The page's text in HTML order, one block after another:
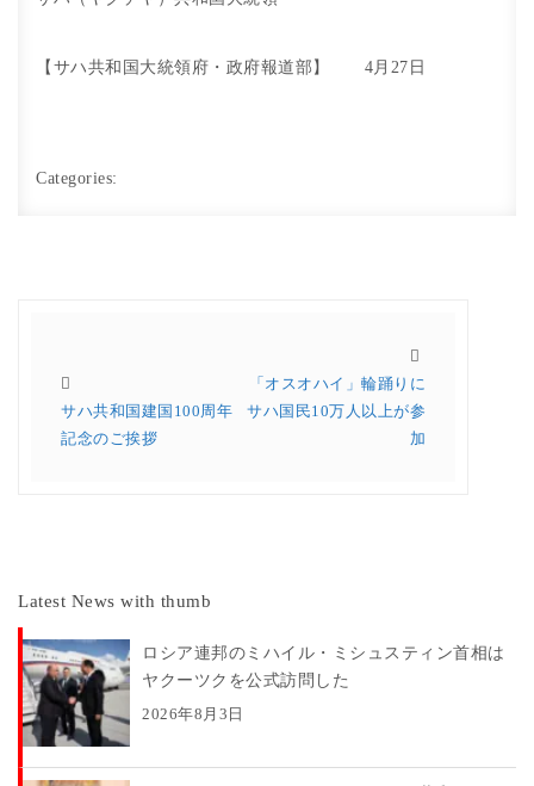
【サハ共和国大統領府・政府報道部】 4月27日
Categories:
サハ共和国建国100周年
記念のご挨拶
「オスオハイ」輪踊りに
サハ国民10万人以上が参
加
Latest News with thumb
ロシア連邦のミハイル・ミシュスティン首相は
ヤクーツクを公式訪問した
2026年8月3日